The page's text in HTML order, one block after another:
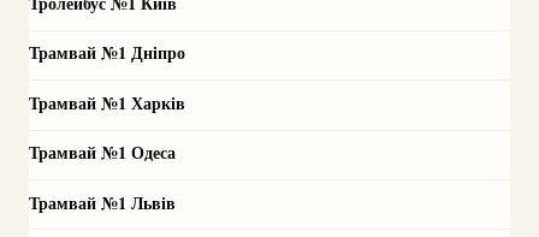
Трамвай №1 Дніпро
Трамвай №1 Харків
Трамвай №1 Одеса
Трамвай №1 Львів